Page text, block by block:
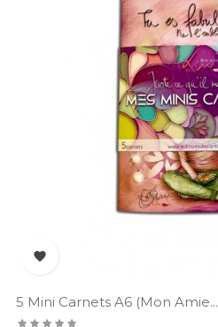

5 Mini Carnets A6 (Mon Amie...